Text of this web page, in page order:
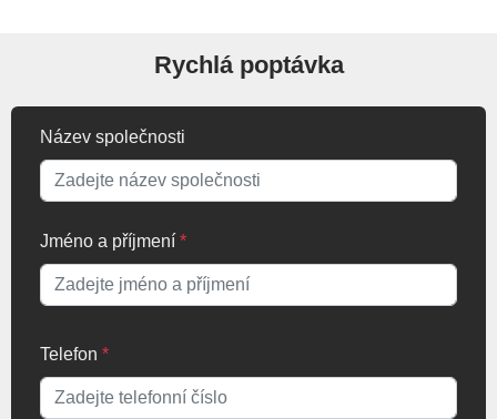
Rychlá poptávka
Název společnosti
Jméno a příjmení *
Telefon *